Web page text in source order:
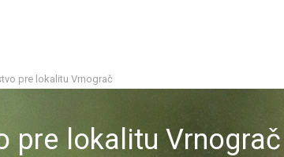
pre lokalitu Vrnograč
pre lokalitu Vrnograč